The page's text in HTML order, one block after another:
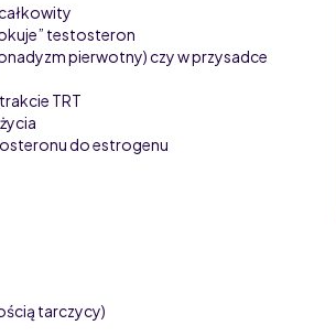
testosteron
pierwotny) czy w przysadce
TRT
do estrogenu
tarczycy)